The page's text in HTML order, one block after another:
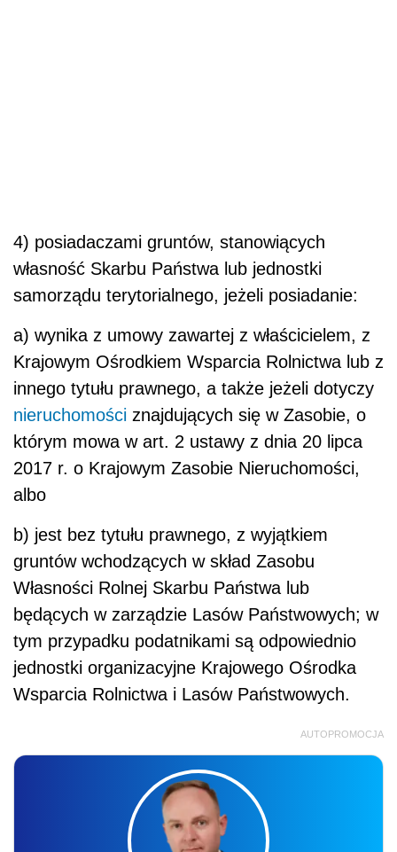
4) posiadaczami gruntów, stanowiących
własność Skarbu Państwa lub jednostki
samorządu terytorialnego, jeżeli posiadanie:
a) wynika z umowy zawartej z właścicielem, z
Krajowym Ośrodkiem Wsparcia Rolnictwa lub z
innego tytułu prawnego, a także jeżeli dotyczy
nieruchomości znajdujących się w Zasobie, o
którym mowa w art. 2 ustawy z dnia 20 lipca
2017 r. o Krajowym Zasobie Nieruchomości,
albo
b) jest bez tytułu prawnego, z wyjątkiem
gruntów wchodzących w skład Zasobu
Własności Rolnej Skarbu Państwa lub
będących w zarządzie Lasów Państwowych; w
tym przypadku podatnikami są odpowiednio
jednostki organizacyjne Krajowego Ośrodka
Wsparcia Rolnictwa i Lasów Państwowych.
AUTOPROMOCJA